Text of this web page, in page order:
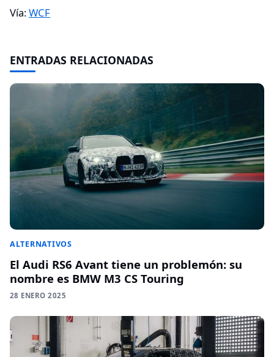
Vía:WCF
ENTRADAS RELACIONADAS
ALTERNATIVOS
El Audi RS6 Avant tiene un problemón: su
nombre es BMW M3 CS Touring
28 ENERO 2025